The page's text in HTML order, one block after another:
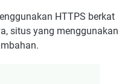
HTTPS berkat
situs yang menggunakan